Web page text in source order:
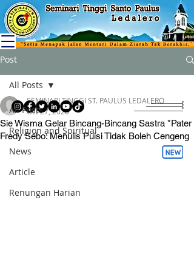
Post
All Posts
Religion and Spiritual
News
Article
Renungan Harian
All Posts
Sie Wisma Gelar Bincang-Bincang Sastra *Pater
Fredy Sebo: Menulis Puisi Tidak Boleh Cengeng
SEMINARI TINGGI ST. PAULUS LEDALERO
Oct 27, 2020